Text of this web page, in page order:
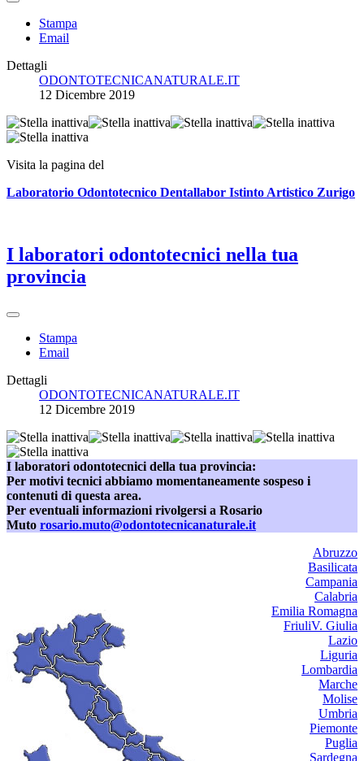
Stampa
Email
Dettagli
ODONTOTECNICANATURALE.IT
12 Dicembre 2019
Visita la pagina del
Laboratorio Odontotecnico Dentallabor Istinto Artistico Zurigo
I laboratori odontotecnici nella tua
provincia
Stampa
Email
Dettagli
ODONTOTECNICANATURALE.IT
12 Dicembre 2019
I laboratori odontotecnici della tua provincia:
Per motivi tecnici abbiamo momentaneamente sospeso i
contenuti di questa area.
Per eventuali informazioni rivolgersi a Rosario
Muto rosario.muto@odontotecnicanaturale.it
Abruzzo
Basilicata
Campania
Calabria
Emilia Romagna
FriuliV. Giulia
Lazio
Liguria
Lombardia
Marche
Molise
Umbria
Piemonte
Puglia
Sardegna